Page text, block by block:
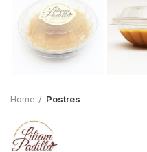
Home Postres